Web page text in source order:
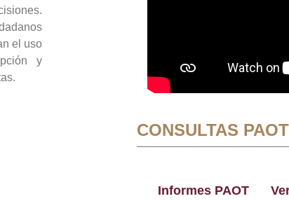
el uso
y
CONSULTAS PAOT
Informes PAOT